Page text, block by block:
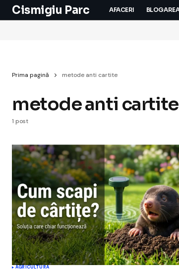
Cismigiu Parc AFACERI
Prima pagină metode anti cartite
metode anti cartite
1 post
AGRICULTURA